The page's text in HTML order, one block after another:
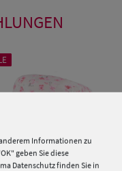
Informationen zu
geben Sie diese
Datenschutz finden Sie in